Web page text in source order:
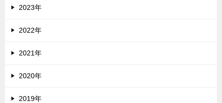
2023年
2022年
2021年
2020年
2019年